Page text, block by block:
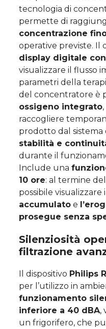
tecnologia di
permette di
concentrazione
operative previste. Il
display digitale
visualizzare il flusso
parametri della
del concentratore è
ossigeno integrato
raccogliere
prodotto dal
stabilità e
durante il
Include una
10 ore: al termine
possibile visualizzare il
accumulato e
prosegue senza
Silenziosità
filtrazione
Il dispositivo Philips
per l’utilizzo in
funzionamento
inferiore a 40 dBA,
un frigorifero, che